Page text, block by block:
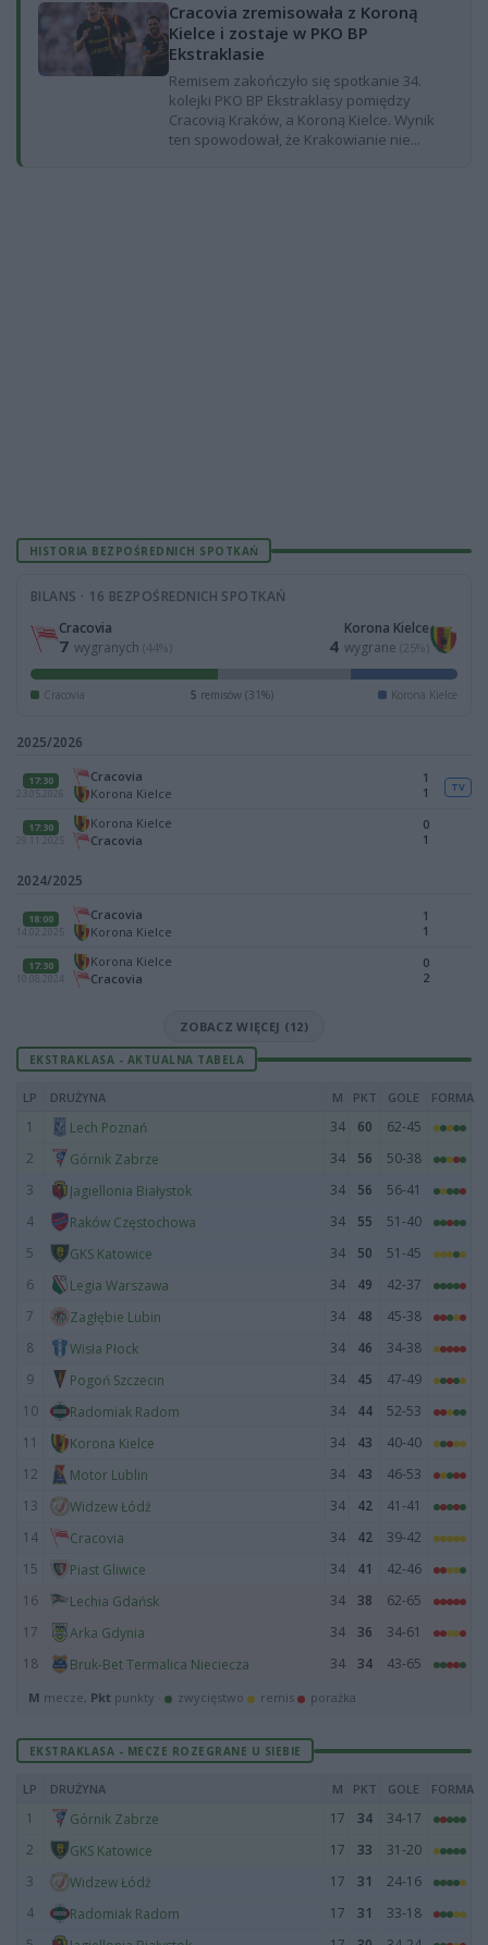
Cracovia zremisowała z Koroną
Kielce i zostaje w PKO BP
Ekstraklasie
Remisem zakończyło się spotkanie 34.
kolejki PKO BP Ekstraklasy pomiędzy
Cracovią Kraków, a Koroną Kielce. Wynik
ten spowodował, że Krakowianie nie...
HISTORIA BEZPOŚREDNICH SPOTKAŃ
BILANS · 16 BEZPOŚREDNICH SPOTKAŃ
Cracovia
7 wygranych (44%)
Korona Kielce
4 wygrane (25%)
Cracovia 5 remisów (31%) Korona Kielce
2025/2026
17:30
23.05.2026
Cracovia
Korona Kielce
1
1
TV
17:30
29.11.2025
Korona Kielce
Cracovia
0
1
2024/2025
18:00
14.02.2025
Cracovia
Korona Kielce
1
1
17:30
10.08.2024
Korona Kielce
Cracovia
0
2
ZOBACZ WIĘCEJ (12)
EKSTRAKLASA - AKTUALNA TABELA
LP DRUŻYNA M PKT GOLE FORMA
1 Lech Poznań 34 60
62-45
2
Górnik Zabrze 34 56
50-38
3
Jagiellonia Białystok 34 56
56-41
4
Raków Częstochowa 34 55
51-40
5
GKS Katowice 34 50
51-45
6
Legia Warszawa 34 49
42-37
7
Zagłębie Lubin 34 48
45-38
8
Wisła Płock 34 46
34-38
9
Pogoń Szczecin 34 45
47-49
10
Radomiak Radom 34 44
52-53
11
Korona Kielce 34 43
40-40
12
Motor Lublin 34 43
46-53
13
Widzew Łódź 34 42
41-41
14
Cracovia 34 42
39-42
15
Piast Gliwice 34 41
42-46
16
Lechia Gdańsk 34 38
62-65
17
Arka Gdynia 34 36
34-61
18
Bruk-Bet Termalica Nieciecza 34 34 43-65
M mecze, Pkt punkty · zwycięstwo remis porażka
EKSTRAKLASA - MECZE ROZEGRANE U SIEBIE
LP DRUŻYNA M PKT GOLE FORMA
1 Górnik Zabrze 17 34
34-17
2
GKS Katowice 17 33
31-20
3
Widzew Łódź 17 31
24-16
4
Radomiak Radom 17 31
33-18